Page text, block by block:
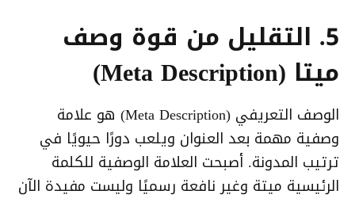
5. التقليل من قوة وصف
ميتا (Meta Description)
الوصف التعريفي (Meta Description) هو علامة
وصفية مهمة بعد العنوان ويلعب دورًا حيويًا في
ترتيب المدونة. أصبحت العلامة الوصفية للكلمة
الرئيسية ميتة وغير نافعة رسميًا وليست مفيدة الآن